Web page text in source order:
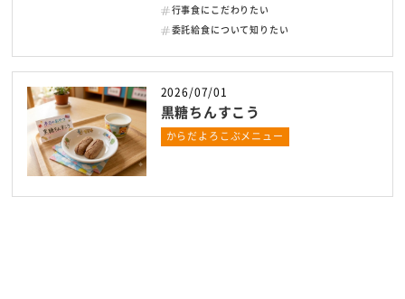
からだよろこぶメニュー
お役立ち情報
お知らせ
行事食にこだわりたい
委託給食について知りたい
2026/07/01
黒糖ちんすこう
からだよろこぶメニュー